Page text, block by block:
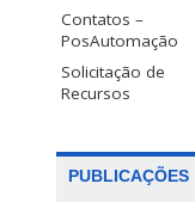
Contatos –
PosAutomação
Solicitação de
Recursos
PUBLICAÇÕES